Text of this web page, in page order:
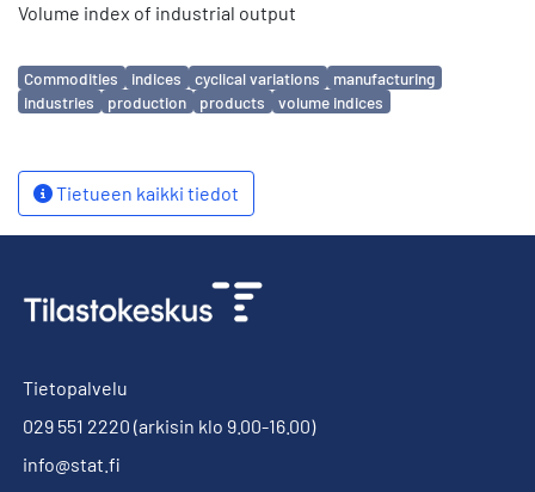
Volume index of industrial output
Avainsanat
Commodities indices cyclical variations
manufacturing
industries
production products volume indices
Tietueen kaikki tiedot
Tietopalvelu
029 551 2220 (arkisin klo 9.00-16.00)
info@stat.fi